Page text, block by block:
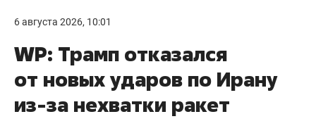
6 августа 2026, 10:01
WP: Трамп отказался
от новых ударов по Ирану
из-за нехватки ракет